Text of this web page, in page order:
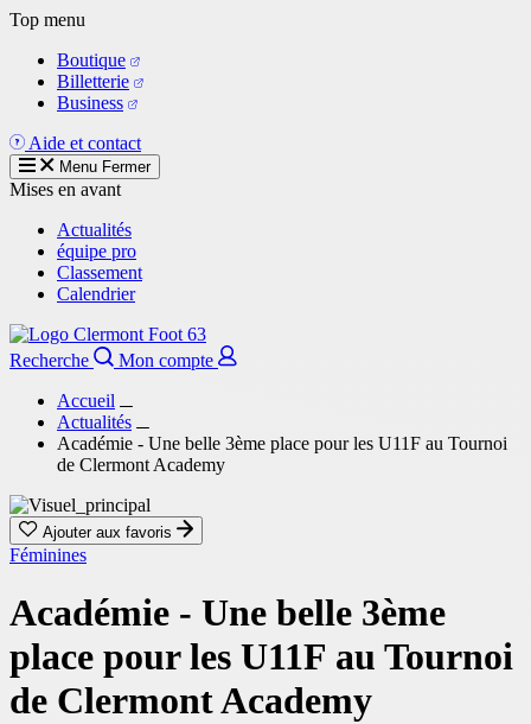
Aller
contenu
principal
Top menu
Boutique
Billetterie
Business
Aide et contact
Menu Fermer
Mises en avant
Actualités
équipe pro
Classement
Calendrier
Recherche
Mon compte
Accueil
Actualités
Académie - Une belle 3ème place pour les U11F au Tournoi
de Clermont Academy
Ajouter aux favoris
Féminines
Académie - Une belle 3ème
place pour les U11F au Tournoi
de Clermont Academy